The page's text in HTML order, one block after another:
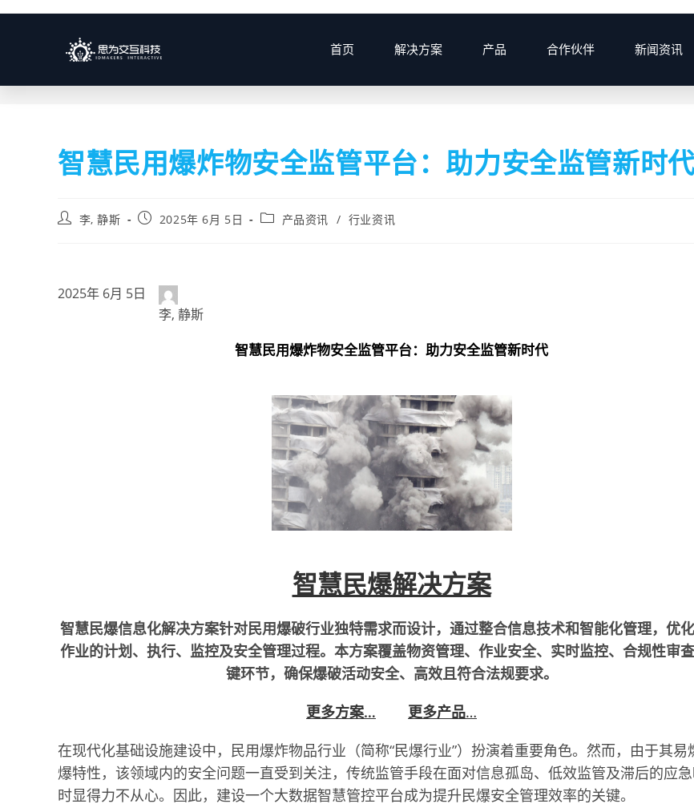
首页 解决方案 产品 合作伙伴 新闻资讯
博客 2025 > 6月
智慧民用爆炸物安全监管平台：助力安全监管新时
李, 静斯 2025年 6月 5日 产品资讯 / 行业资讯
2025年 6月 5日
李, 静斯
智慧民用爆炸物安全监管平台：助力安全监管新时代
智慧民爆解决方案
智慧民爆信息化解决方案针对民用爆破行业独特需求而设计，通过整合信息技术和智能化管理，优
作业的计划、执行、监控及安全管理过程。本方案覆盖物资管理、作业安全、实时监控、合规性审
键环节，确保爆破活动安全、高效且符合法规要求。
更多方案…
更多产品…
在现代化基础设施建设中，民用爆炸物品行业（简称“民爆行业”）扮演着重要角色。然而，由于其易
爆特性，该领域内的安全问题一直受到关注，传统监管手段在面对信息孤岛、低效监管及滞后的应
时显得力不从心。因此，建设一个大数据智慧管控平台成为提升民爆安全管理效率的关键。